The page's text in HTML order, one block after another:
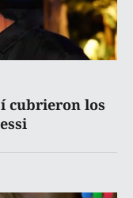
cubrieron los